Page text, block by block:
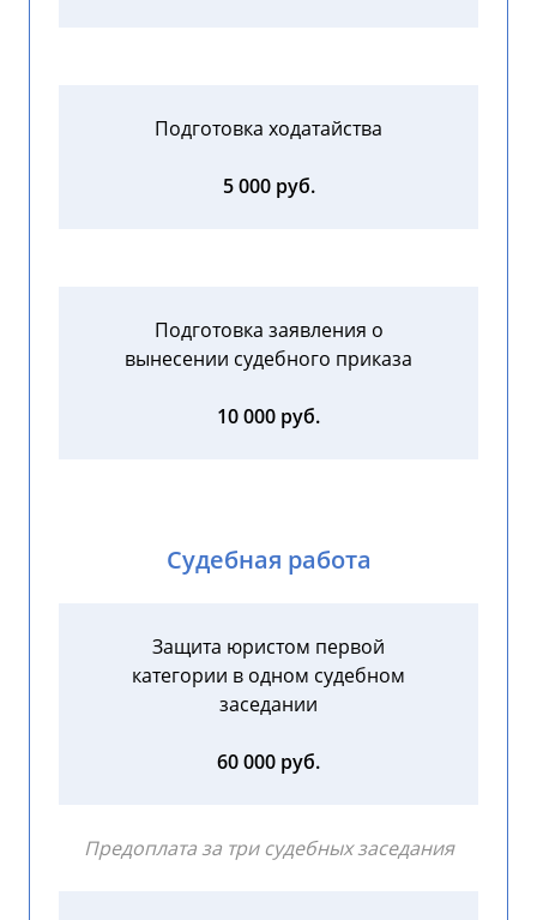
Подготовка ходатайства
5 000 руб.
Подготовка заявления о
вынесении судебного приказа
10 000 руб.
Судебная работа
Защита юристом первой
категории в одном судебном
заседании
60 000 руб.
Предоплата за три судебных заседания